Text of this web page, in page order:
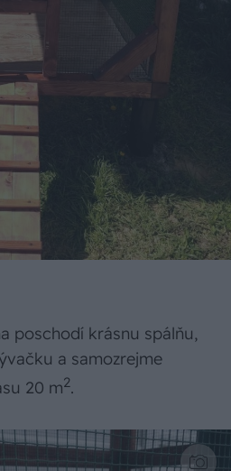
poschodí krásnu spálňu,
a samozrejme
20 m2.